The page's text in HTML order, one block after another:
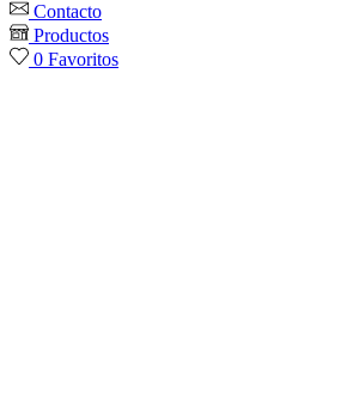
Contacto
Productos
0 Favoritos